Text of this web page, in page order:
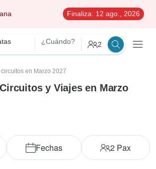
Finaliza: 12 ago., 2026
¿Cuándo? 2
circuitos en Marzo 2027
y Viajes en Marzo
Fechas 2 Pax